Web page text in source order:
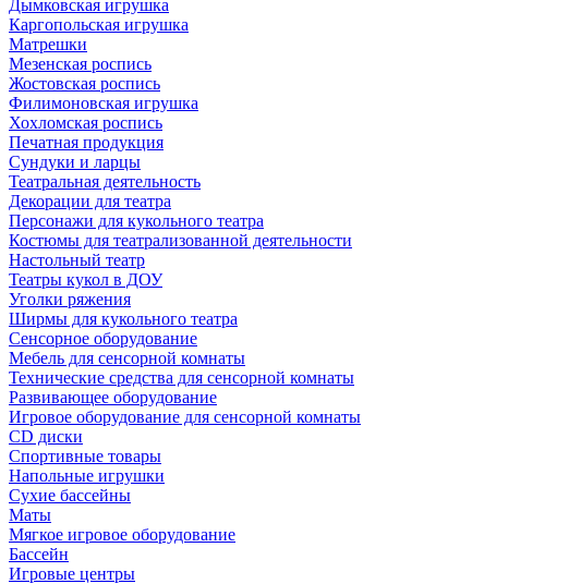
Дымковская игрушка
Каргопольская игрушка
Матрешки
Мезенская роспись
Жостовская роспись
Филимоновская игрушка
Хохломская роспись
Печатная продукция
Сундуки и ларцы
Театральная деятельность
Декорации для театра
Персонажи для кукольного театра
Костюмы для театрализованной деятельности
Настольный театр
Театры кукол в ДОУ
Уголки ряжения
Ширмы для кукольного театра
Сенсорное оборудование
Мебель для сенсорной комнаты
Технические средства для сенсорной комнаты
Развивающее оборудование
Игровое оборудование для сенсорной комнаты
CD диски
Спортивные товары
Напольные игрушки
Сухие бассейны
Маты
Мягкое игровое оборудование
Бассейн
Игровые центры